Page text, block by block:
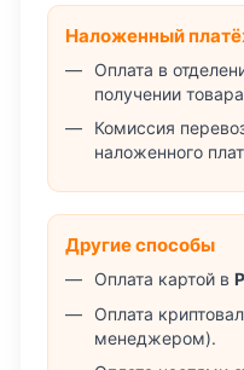
Наложенный
Оплата в
получении
Комиссия
наложенного
Другие способы
Оплата картой в
Оплата
менеджером).